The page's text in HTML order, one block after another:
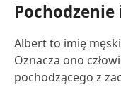
Albert to imię
Oznacza ono
pochodzącego z